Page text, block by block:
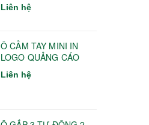
Liên hệ
Ô CẦM TAY MINI IN
LOGO QUẢNG CÁO
Liên hệ